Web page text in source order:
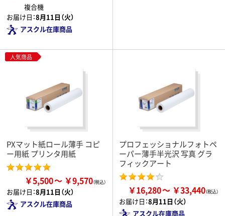
複合機
お届け日：8月11日（火）
アスクル在庫商品
人気商品
PXマット紙ロール薄手 コピ
ー用紙 プリンタ用紙
￥5,500 ￥9,570
お届け日：8月11日（火）
アスクル在庫商品
プロフェッショナルフォトペ
ーパー薄手半光沢 写真 グラ
フィックアート
￥16,280 ￥33,440
お届け日：8月11日（火）
アスクル在庫商品